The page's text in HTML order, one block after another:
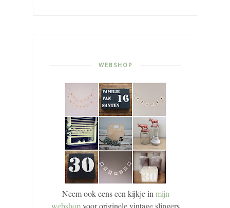
WEBSHOP
Neem ook eens een kijkje inmijn